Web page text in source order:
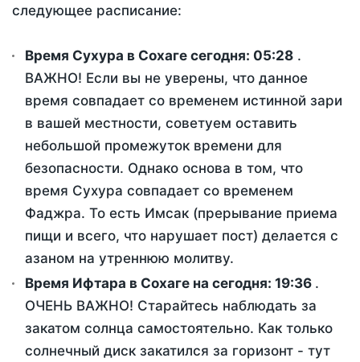
следующее расписание:
Время Сухура в Сохаге сегодня: 05:28 .
ВАЖНО! Если вы не уверены, что данное
время совпадает со временем истинной зари
в вашей местности, советуем оставить
небольшой промежуток времени для
безопасности. Однако основа в том, что
время Сухура совпадает со временем
Фаджра. То есть Имсак (прерывание приема
пищи и всего, что нарушает пост) делается с
азаном на утреннюю молитву.
Время Ифтара в Сохаге на сегодня: 19:36 .
ОЧЕНЬ ВАЖНО! Старайтесь наблюдать за
закатом солнца самостоятельно. Как только
солнечный диск закатился за горизонт - тут